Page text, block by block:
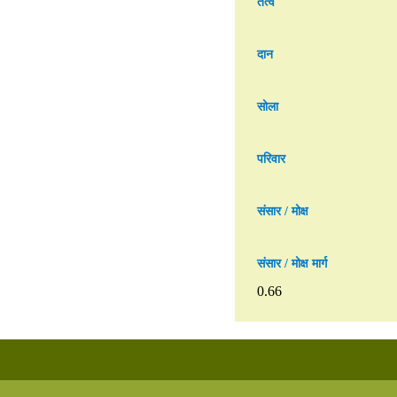
दान
सोला
परिवार
संसार / मोक्ष
संसार / मोक्ष मार्ग